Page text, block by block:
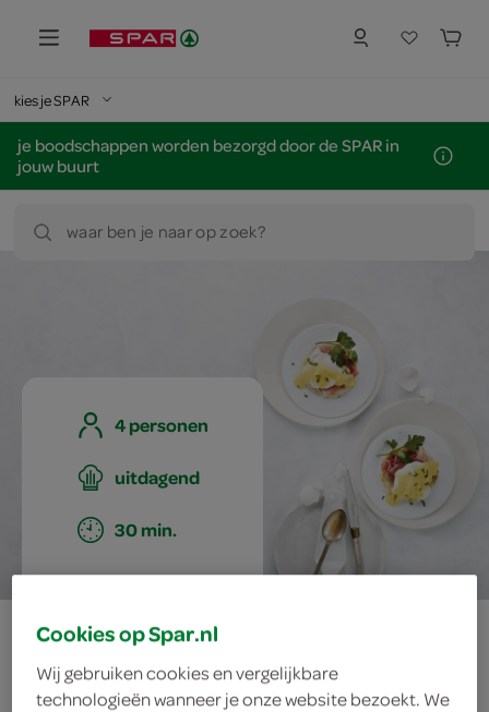
kies je SPAR
je boodschappen worden bezorgd door de SPAR in
jouw buurt
waar ben je naar op zoek?
4 personen
uitdagend
30 min.
eggs benedict
Cookies op Spar.nl
Wij gebruiken cookies en vergelijkbare
technologieën wanneer je onze website bezoekt. We